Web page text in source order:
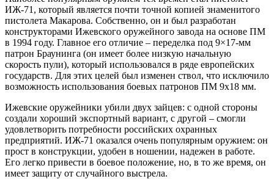
ИЖ-71, который является почти точной копией знаменитого
пистолета Макарова. Собственно, он и был разработан
конструкторами Ижевского оружейного завода на основе ПМ
в 1994 году. Главное его отличие – переделка под 9×17-мм
патрон Браунинга (он имеет более низкую начальную
скорость пули), который использовался в ряде европейских
государств. Для этих целей был изменен ствол, что исключило
возможность использования боевых патронов ПМ 9х18 мм.
Ижевские оружейники убили двух зайцев: с одной стороны
создали хороший экспортный вариант, с другой – смогли
удовлетворить потребности российских охранных
предприятий. ИЖ-71 оказался очень популярным оружием: он
прост в конструкции, удобен в ношении, надежен в работе.
Его легко привести в боевое положение, но, в то же время, он
имеет защиту от случайного выстрела.